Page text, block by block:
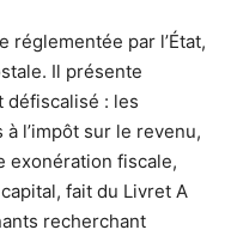
réglementée par l’État,
Il présente
défiscalisé : les
l’impôt sur le revenu,
exonération fiscale,
fait du Livret A
recherchant